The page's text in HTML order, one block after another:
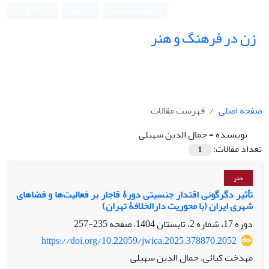
زن در فرهنگ و هنر
صفحه اصلی
فهرست مقالات
نویسنده =جمال الدین سهیلی
تعداد مقالات:
1
هنر
تأثیر دگرگونی اقتدار جنسیتی دورۀ قاجار بر فعالیت‌ها و فضاهای
شهری ایران (با محوریت دارالخلافۀ تهران)
دوره 17، شماره 2، تابستان 1404، صفحه
235-257
https://doi.org/10.22059/jwica.2025.378870.2052
مهدخت کیائی، جمال الدین سهیلی